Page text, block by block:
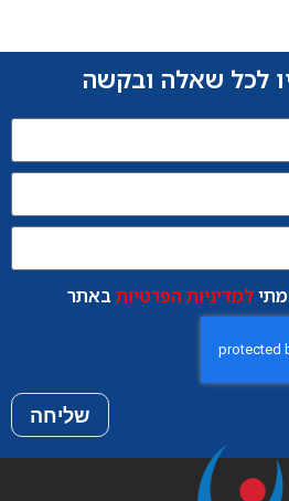
לכל שאלה ובקשה
למדיניות הפרטיותבאתר
שליחה